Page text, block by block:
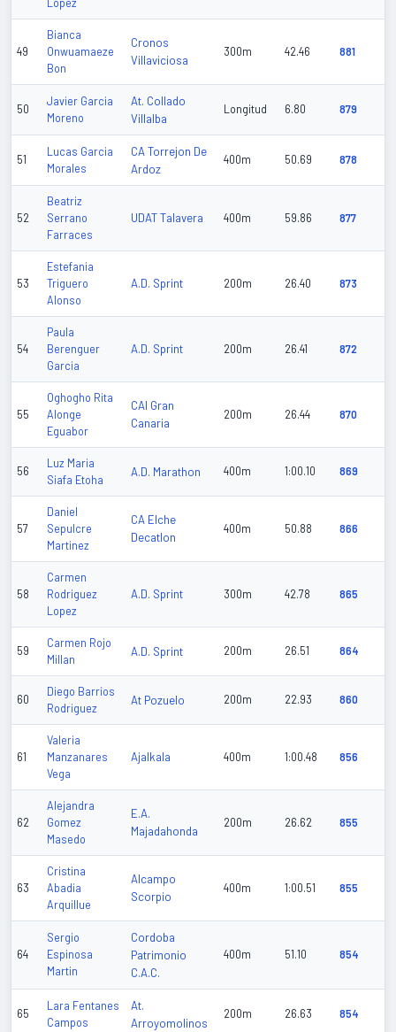
Lopez
49
Bianca
Onwuamaeze
Bon
Cronos
Villaviciosa
300m 42.46 881
50
Javier Garcia
Moreno
At. Collado
Villalba
Longitud 6.80 879
51
Lucas Garcia
Morales
CA Torrejon De
Ardoz
400m 50.69 878
52
Beatriz
Serrano
Farraces
UDAT Talavera 400m 59.86 877
53
Estefania
Triguero
Alonso
A.D. Sprint 200m 26.40 873
54
Paula
Berenguer
Garcia
A.D. Sprint 200m 26.41 872
55
Oghogho Rita
Alonge
Eguabor
CAI Gran
Canaria
200m 26.44 870
56
Luz Maria
Siafa Etoha
A.D. Marathon 400m 1:00.10 869
57
Daniel
Sepulcre
Martinez
CA Elche
Decatlon
400m 50.88 866
58
Carmen
Rodriguez
Lopez
A.D. Sprint 300m 42.78 865
59
Carmen Rojo
Millan
A.D. Sprint 200m 26.51 864
60
Diego Barrios
Rodriguez
At Pozuelo 200m 22.93 860
61
Valeria
Manzanares
Vega
Ajalkala 400m 1:00.48 856
62
Alejandra
Gomez
Masedo
E.A.
Majadahonda
200m 26.62 855
63
Cristina
Abadia
Arquillue
Alcampo
Scorpio
400m 1:00.51 855
64
Sergio
Espinosa
Martin
Cordoba
Patrimonio
C.A.C.
400m 51.10 854
65
Lara Fentanes
Campos
At.
Arroyomolinos
200m 26.63 854